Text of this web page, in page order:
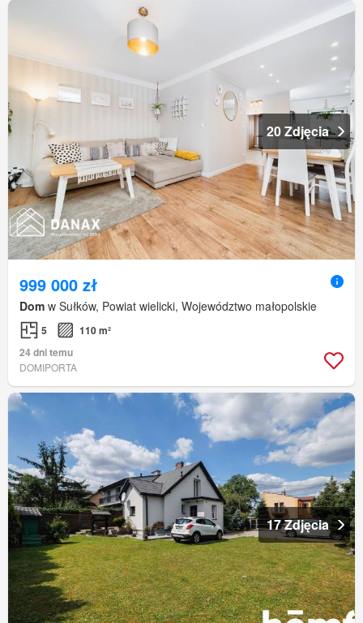
20 Zdjęcia
999 000 zł
Dom w Sułków, Powiat wielicki, Województwo małopolskie
5
110 m²
24 dni temu
DOMIPORTA
17 Zdjęcia